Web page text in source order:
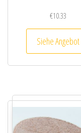
€10.33
Siehe Angebot